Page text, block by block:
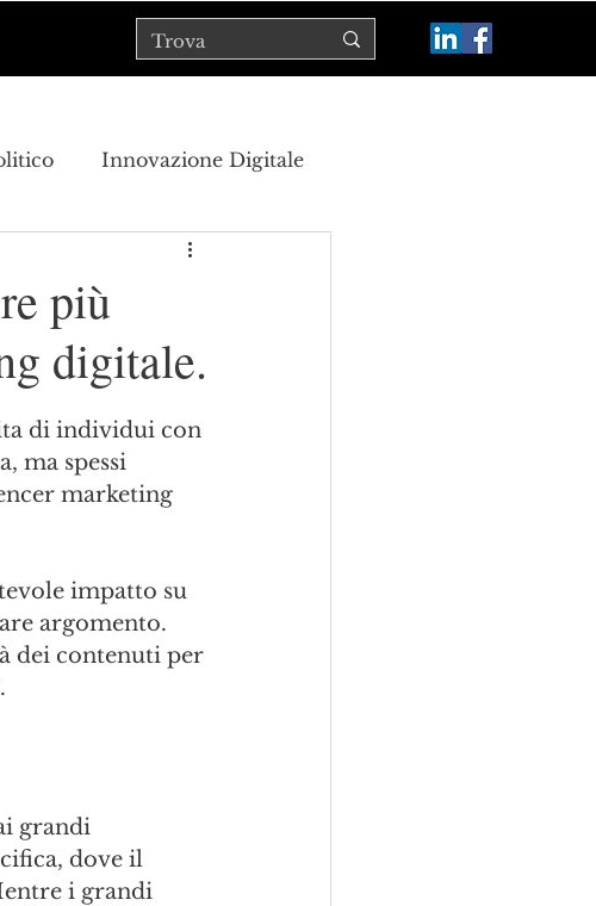
Innovazione Digitale
più
digitale.
di individui con
ma spessi
marketing
impatto su
argomento.
dei contenuti per
grandi
dove il
i grandi